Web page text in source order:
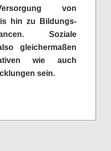
von
hin zu Bildungs-
Soziale
gleichermaßen
wie auch
sein.